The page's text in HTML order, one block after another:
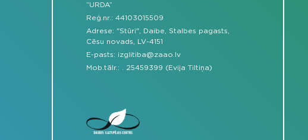
“URDA”
Reģ.nr.: 44103015509
Adrese: "Stūri", Daibe, Stalbes pagasts,
Cēsu novads, LV-4151
E-pasts: izglitiba@zaao.lv
Mob.tālr.:
25459399 (Evija Tiltiņa)